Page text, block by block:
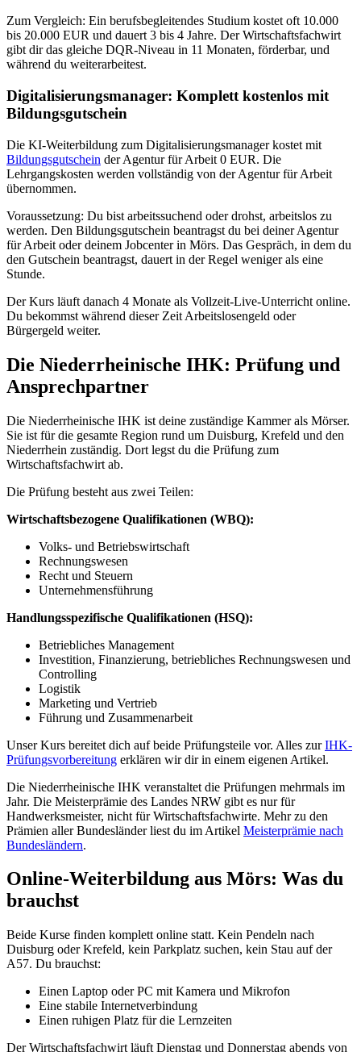
Zum Vergleich: Ein berufsbegleitendes Studium kostet oft 10.000
bis 20.000 EUR und dauert 3 bis 4 Jahre. Der Wirtschaftsfachwirt
gibt dir das gleiche DQR-Niveau in 11 Monaten, förderbar, und
während du weiterarbeitest.
Digitalisierungsmanager: Komplett kostenlos mit
Bildungsgutschein
Die KI-Weiterbildung zum Digitalisierungsmanager kostet mit
Bildungsgutschein der Agentur für Arbeit 0 EUR. Die
Lehrgangskosten werden vollständig von der Agentur für Arbeit
übernommen.
Voraussetzung: Du bist arbeitssuchend oder drohst, arbeitslos zu
werden. Den Bildungsgutschein beantragst du bei deiner Agentur
für Arbeit oder deinem Jobcenter in Mörs. Das Gespräch, in dem du
den Gutschein beantragst, dauert in der Regel weniger als eine
Stunde.
Der Kurs läuft danach 4 Monate als Vollzeit-Live-Unterricht online.
Du bekommst während dieser Zeit Arbeitslosengeld oder
Bürgergeld weiter.
Die Niederrheinische IHK: Prüfung und
Ansprechpartner
Die Niederrheinische IHK ist deine zuständige Kammer als Mörser.
Sie ist für die gesamte Region rund um Duisburg, Krefeld und den
Niederrhein zuständig. Dort legst du die Prüfung zum
Wirtschaftsfachwirt ab.
Die Prüfung besteht aus zwei Teilen:
Wirtschaftsbezogene Qualifikationen (WBQ):
Volks- und Betriebswirtschaft
Rechnungswesen
Recht und Steuern
Unternehmensführung
Handlungsspezifische Qualifikationen (HSQ):
Betriebliches Management
Investition, Finanzierung, betriebliches Rechnungswesen und
Controlling
Logistik
Marketing und Vertrieb
Führung und Zusammenarbeit
Unser Kurs bereitet dich auf beide Prüfungsteile vor. Alles zurIHK-
Prüfungsvorbereitung erklären wir dir in einem eigenen Artikel.
Die Niederrheinische IHK veranstaltet die Prüfungen mehrmals im
Jahr. Die Meisterprämie des Landes NRW gibt es nur für
Handwerksmeister, nicht für Wirtschaftsfachwirte. Mehr zu den
Prämien aller Bundesländer liest du im Artikel Meisterprämie nach
Bundesländern.
Online-Weiterbildung aus Mörs: Was du
brauchst
Beide Kurse finden komplett online statt. Kein Pendeln nach
Duisburg oder Krefeld, kein Parkplatz suchen, kein Stau auf der
A57. Du brauchst:
Einen Laptop oder PC mit Kamera und Mikrofon
Eine stabile Internetverbindung
Einen ruhigen Platz für die Lernzeiten
Der Wirtschaftsfachwirt läuft Dienstag und Donnerstag abends von